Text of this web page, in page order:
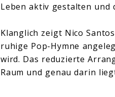
Leben aktiv gestalten und
Klanglich zeigt Nico
ruhige Pop-Hymne
wird. Das reduzierte
Raum und genau darin